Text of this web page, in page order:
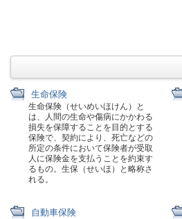
生命保険
生命保険（せいめいほけん）と
は、人間の生命や傷病にかかわる
損失を保障することを目的とする
保険で、契約により、死亡などの
所定の条件において保険者が受取
人に保険金を支払うことを約束す
るもの。生保（せいほ）と略称さ
れる。
自動車保険